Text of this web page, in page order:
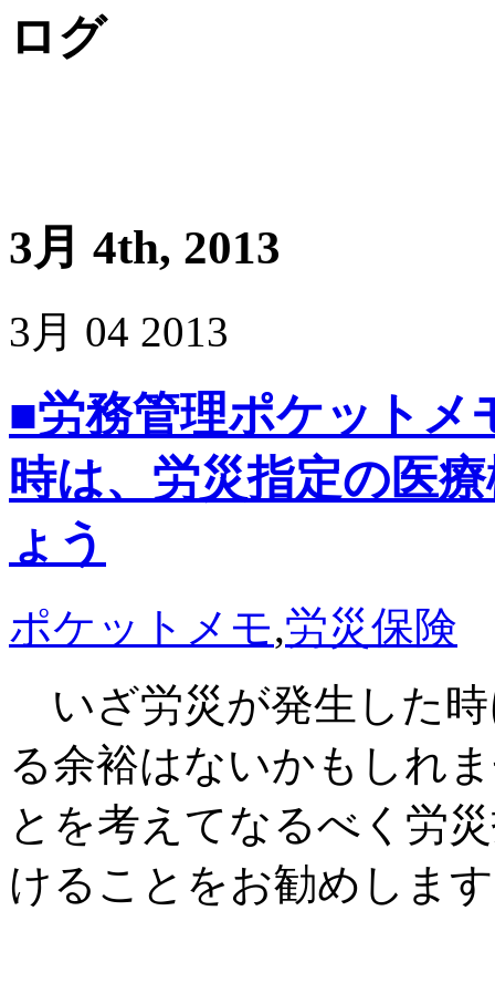
3月 4th, 2013
3月 04 2013
■労務管理ポケットメ
時は、労災指定の医
ょう
ポケットメモ,労災保険
いざ労災が発生した
る余裕はないかもしれ
とを考えてなるべく労
けることをお勧めしま